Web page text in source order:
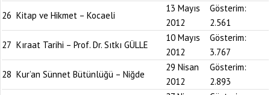
26 Kitap ve Hikmet – Kocaeli
13 Mayıs
2012
Gösterim:
2.561
27 Kıraat Tarihi – Prof. Dr. Sıtkı GÜLLE
10 Mayıs
2012
Gösterim:
3.767
28 Kur’an Sünnet Bütünlüğü – Niğde
29 Nisan
2012
Gösterim:
2.893